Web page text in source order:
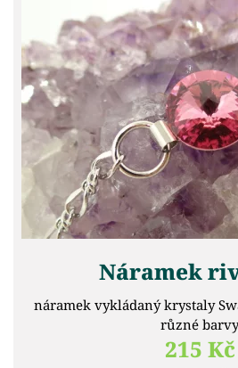
Náramek
náramek vykládaný krystaly
různé barvy
215 Kč